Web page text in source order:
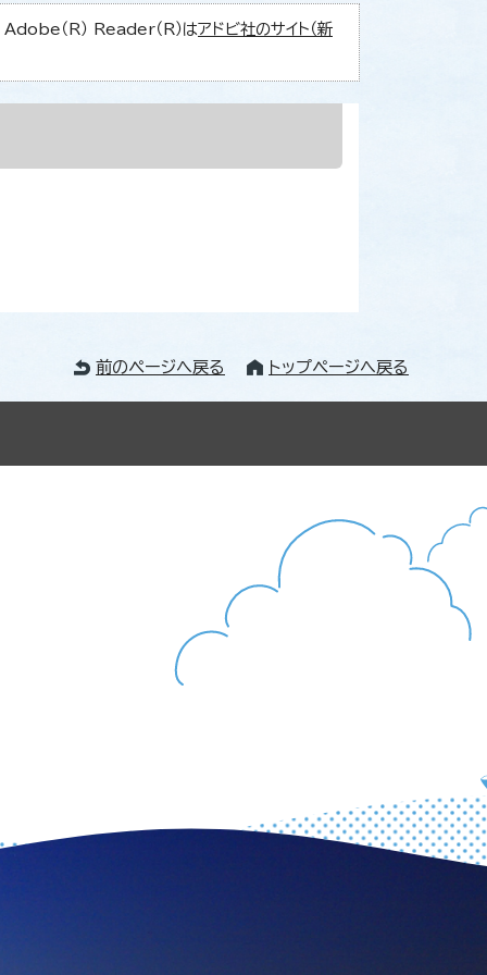
（R） Reader（R）はアドビ社のサイト（新
前のページへ戻る トップページへ戻る